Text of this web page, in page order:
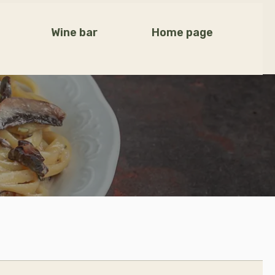
Home page
Wine bar